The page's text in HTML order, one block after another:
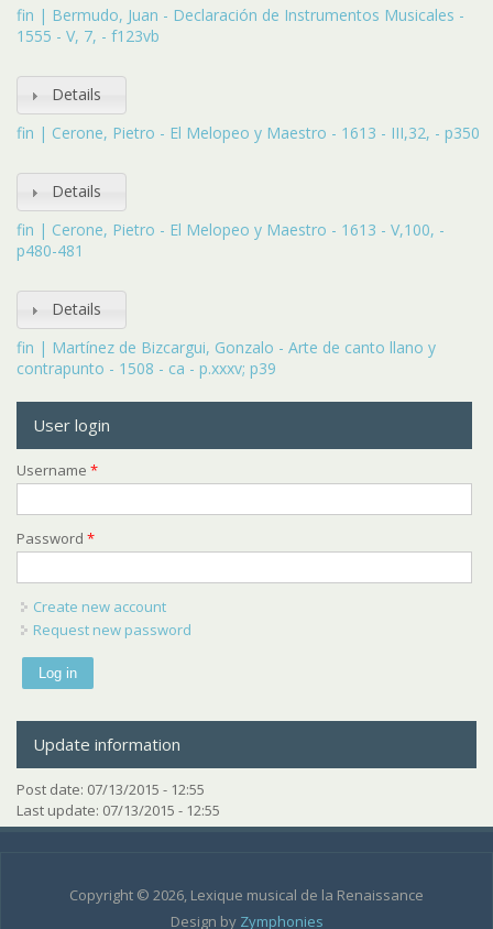
fin | Bermudo, Juan - Declaración de Instrumentos Musicales -
1555 - V, 7, - f123vb
Details
fin | Cerone, Pietro - El Melopeo y Maestro - 1613 - III,32, - p350
Details
fin | Cerone, Pietro - El Melopeo y Maestro - 1613 - V,100, -
p480-481
Details
fin | Martínez de Bizcargui, Gonzalo - Arte de canto llano y
contrapunto - 1508 - ca - p.xxxv; p39
User login
Username *
Password *
Create new account
Request new password
Update information
Post date: 07/13/2015 - 12:55
Last update: 07/13/2015 - 12:55
Copyright © 2026, Lexique musical de la Renaissance
Design by Zymphonies